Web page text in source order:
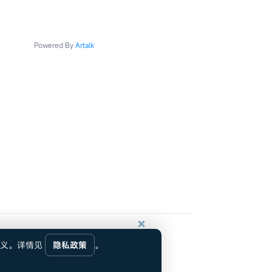
Powered ByArtalk
×
。详情见 隐私政策 。